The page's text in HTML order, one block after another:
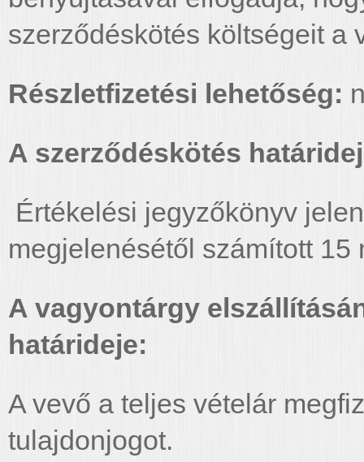
szerződéskötés költségeit a
Részletfizetési lehetőség:
A szerződéskötés
Értékelési jegyzőkönyv
megjelenésétől számított 15
A vagyontárgy
határideje:
A vevő a teljes vételár
tulajdonjogot.